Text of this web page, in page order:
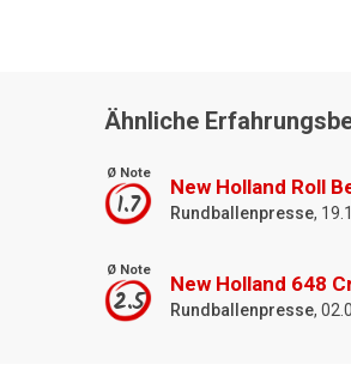
Ähnliche
Ø Note
1.7
New Holland Roll
Rundballenpresse,
Ø Note
2.5
New Holland 648
Rundballenpresse,